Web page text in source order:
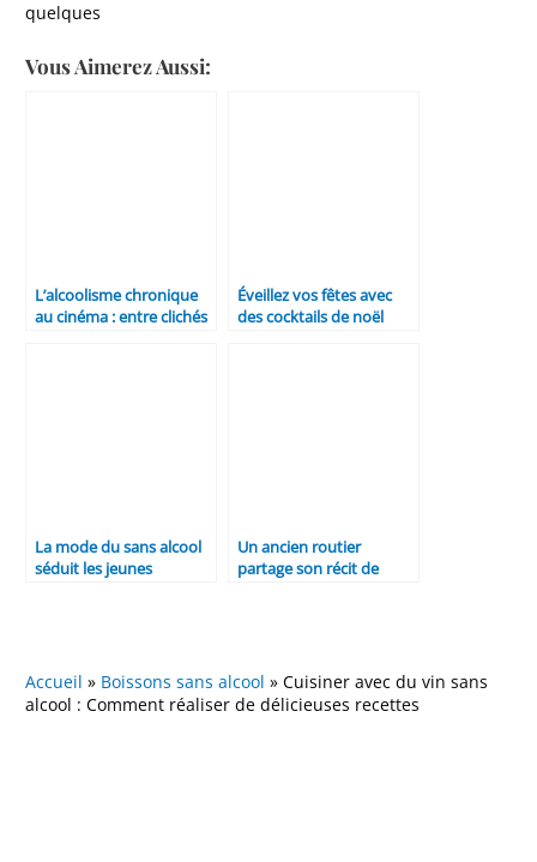
quelques
Vous Aimerez Aussi:
L’alcoolisme chronique
au cinéma : entre clichés
Éveillez vos fêtes avec
des cocktails de noël
La mode du sans alcool
séduit les jeunes
Un ancien routier
partage son récit de
Accueil » Boissons sans alcool »Cuisiner avec du vin sans
alcool : Comment réaliser de délicieuses recettes